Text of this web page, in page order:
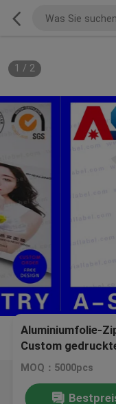
1 / 2
Aluminiumfolie-
Custom
Aluminiumfolie
MOQ：5000pcs